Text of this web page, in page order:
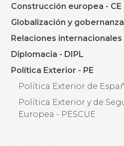
Construcción europea - CE
Globalización y
Relaciones internacionales
Diplomacia - DIPL
Política Exterior - PE
Política Exterior de
Política Exterior y de
Europea - PESCUE